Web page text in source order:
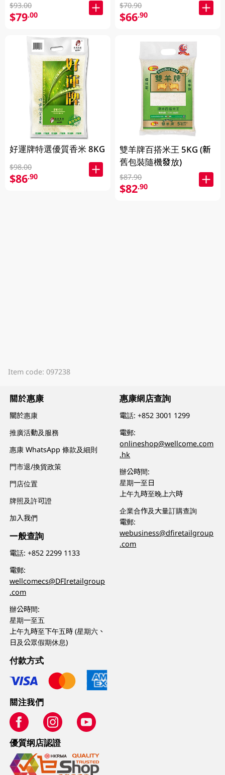
$93.00
$79.00
好運牌特選優質香米 8KG
$98.00
$86.90
$70.90
$66.90
雙羊牌百搭米王 5KG (新
舊包裝隨機發放)
$87.90
$82.90
Item code: 097238
關於惠康
關於惠康
推廣活動及服務
惠康 WhatsApp 條款及細則
門市退/換貨政策
門店位置
牌照及許可證
加入我們
一般查詢
電話:+852 2299 1133
電郵:
wellcomecs@DFIretailgroup
.com
辦公時間:
星期一至五
上午九時至下午五時 (星期六、
日及公眾假期休息)
惠康網店查詢
電話:+852 3001 1299
電郵:
onlineshop@wellcome.com
.hk
辦公時間:
星期一至日
上午九時至晚上六時
企業合作及大量訂購查詢
電郵:
webusiness@dfiretailgroup
.com
付款方式
關注我們
優質纲店認證